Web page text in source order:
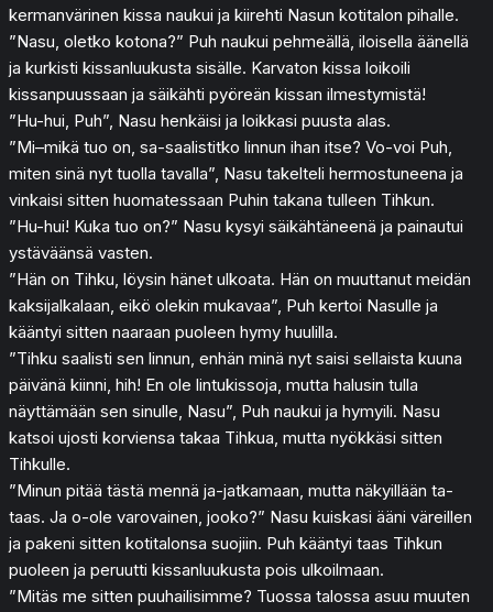
kermanvärinen kissa naukui ja kiirehti Nasun kotitalon pihalle.
”Nasu, oletko kotona?” Puh naukui pehmeällä, iloisella äänellä
ja kurkisti kissanluukusta sisälle. Karvaton kissa loikoili
kissanpuussaan ja säikähti pyöreän kissan ilmestymistä!
”Hu-hui, Puh”, Nasu henkäisi ja loikkasi puusta alas.
”Mi–mikä tuo on, sa-saalistitko linnun ihan itse? Vo-voi Puh,
miten sinä nyt tuolla tavalla”, Nasu takelteli hermostuneena ja
vinkaisi sitten huomatessaan Puhin takana tulleen Tihkun.
”Hu-hui! Kuka tuo on?” Nasu kysyi säikähtäneenä ja painautui
ystäväänsä vasten.
”Hän on Tihku, löysin hänet ulkoata. Hän on muuttanut meidän
kaksijalkalaan, eikö olekin mukavaa”, Puh kertoi Nasulle ja
kääntyi sitten naaraan puoleen hymy huulilla.
”Tihku saalisti sen linnun, enhän minä nyt saisi sellaista kuuna
päivänä kiinni, hih! En ole lintukissoja, mutta halusin tulla
näyttämään sen sinulle, Nasu”, Puh naukui ja hymyili. Nasu
katsoi ujosti korviensa takaa Tihkua, mutta nyökkäsi sitten
Tihkulle.
”Minun pitää tästä mennä ja-jatkamaan, mutta näkyillään ta-
taas. Ja o-ole varovainen, jooko?” Nasu kuiskasi ääni väreillen
ja pakeni sitten kotitalonsa suojiin. Puh kääntyi taas Tihkun
puoleen ja peruutti kissanluukusta pois ulkoilmaan.
”Mitäs me sitten puuhailisimme? Tuossa talossa asuu muuten